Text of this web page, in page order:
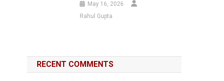
May 16, 2026
Rahul Gupta
RECENT COMMENTS